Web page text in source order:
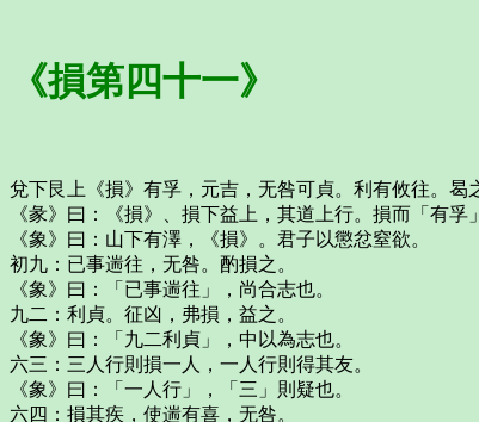
《損第四十一》
兌下艮上《損》有孚，元吉，无咎可貞。利有攸往。曷
《彖》曰：《損》、損下益上，其道上行。損而「有
《象》曰：山下有澤，《損》。君子以懲忿窒欲。
初九：已事遄往，无咎。酌損之。
《象》曰：「已事遄往」，尚合志也。
九二：利貞。征凶，弗損，益之。
《象》曰：「九二利貞」，中以為志也。
六三：三人行則損一人，一人行則得其友。
《象》曰：「一人行」，「三」則疑也。
六四：損其疾，使遄有喜，无咎。